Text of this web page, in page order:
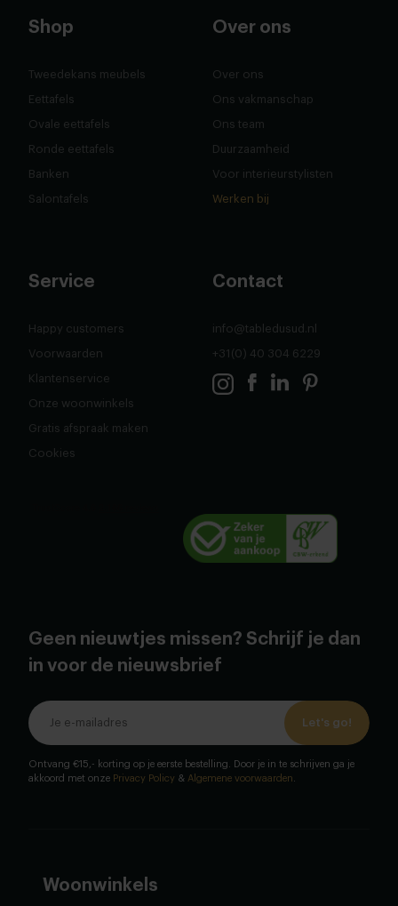
Shop
Tweedekans meubels
Eettafels
Ovale eettafels
Ronde eettafels
Banken
Salontafels
Over ons
Over ons
Ons vakmanschap
Ons team
Duurzaamheid
Voor interieurstylisten
Werken bij
Service
Happy customers
Voorwaarden
Klantenservice
Onze woonwinkels
Gratis afspraak maken
Cookies
Contact
info@tabledusud.nl
+31(0) 40 304 6229
Geen nieuwtjes missen? Schrijf je dan
in voor de nieuwsbrief
Let's go!
Ontvang €15,- korting op je eerste bestelling. Door je in te schrijven ga je
akkoord met onze Privacy Policy & Algemene voorwaarden
Woonwinkels